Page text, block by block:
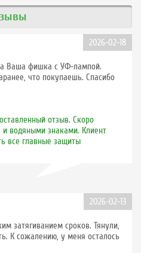
2026-02-18
Ваша фишка с УФ-лампой.
что покупаешь. Спасибо
отзыв. Скоро
водяными знаками. Клиент
все главные защиты
2026-02-13
затягиванием сроков. Тянули,
К сожалению, у меня осталось